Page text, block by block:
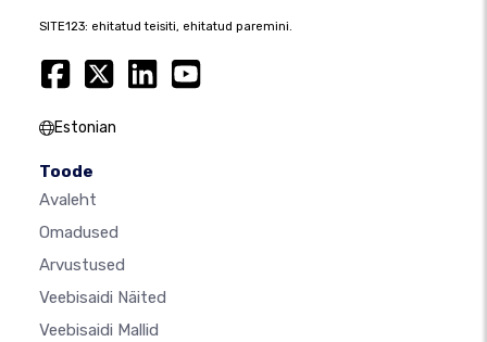
SITE123: ehitatud teisiti, ehitatud paremini.
Estonian
Toode
Avaleht
Omadused
Arvustused
Veebisaidi Näited
Veebisaidi Mallid